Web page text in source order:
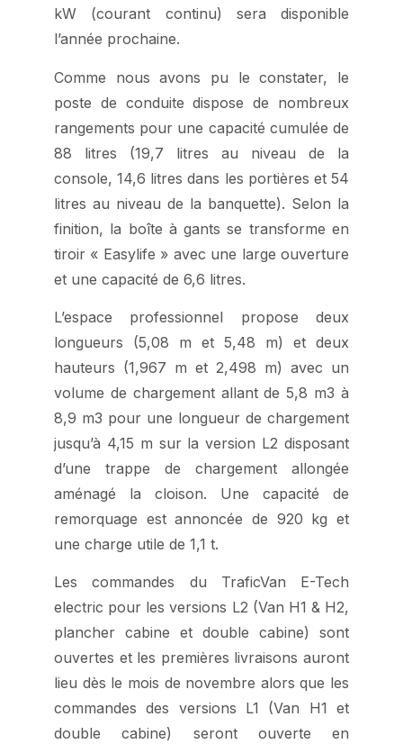
kW (courant continu) sera disponible
l’année prochaine.
Comme nous avons pu le constater, le
poste de conduite dispose de nombreux
rangements pour une capacité cumulée de
88 litres (19,7 litres au niveau de la
console, 14,6 litres dans les portières et 54
litres au niveau de la banquette). Selon la
finition, la boîte à gants se transforme en
tiroir « Easylife » avec une large ouverture
et une capacité de 6,6 litres.
L’espace professionnel propose deux
longueurs (5,08 m et 5,48 m) et deux
hauteurs (1,967 m et 2,498 m) avec un
volume de chargement allant de 5,8 m3 à
8,9 m3 pour une longueur de chargement
jusqu’à 4,15 m sur la version L2 disposant
d’une trappe de chargement allongée
aménagé la cloison. Une capacité de
remorquage est annoncée de 920 kg et
une charge utile de 1,1 t.
Les commandes du TraficVan E-Tech
electric pour les versions L2 (Van H1 & H2,
plancher cabine et double cabine) sont
ouvertes et les premières livraisons auront
lieu dès le mois de novembre alors que les
commandes des versions L1 (Van H1 et
double cabine) seront ouverte en